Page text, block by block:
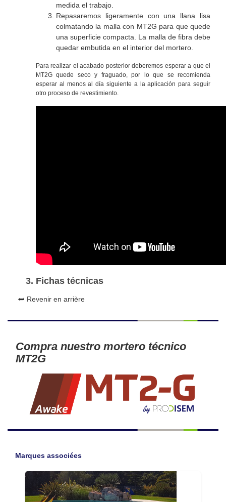
medida el trabajo.
Repasaremos ligeramente con una llana lisa
colmatando la malla con MT2G para que quede
una superficie compacta. La malla de fibra debe
quedar embutida en el interior del mortero.
Para realizar el acabado posterior deberemos esperar a que el
MT2G quede seco y fraguado, por lo que se recomienda
esperar al menos al día siguiente a la aplicación para seguir
otro proceso de revestimiento.
Fichas técnicas
⮨ Revenir en arrière
Compra nuestro mortero técnico
MT2G
Marques associées